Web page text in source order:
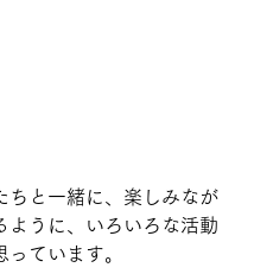
ちと一緒に、楽しみなが
ように、いろいろな活動
っています。